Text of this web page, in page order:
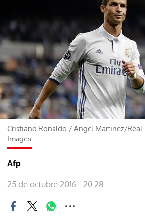
Cristiano Ronaldo / Angel Martinez/Real
Images
Afp
25 de octubre 2016 - 20:28